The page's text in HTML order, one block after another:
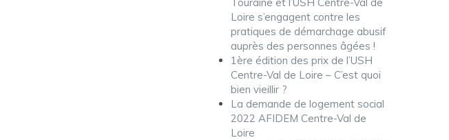
Loire s’engagent contre les
pratiques de démarchage abusif
auprès des personnes âgées !
1ère édition des prix de l’USH
Centre-Val de Loire – C’est quoi
bien vieillir ?
La demande de logement social
2022 AFIDEM Centre-Val de
Loire